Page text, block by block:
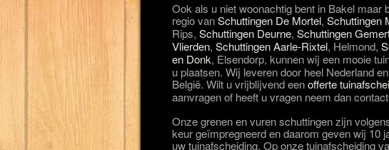
Ook als u niet woonachtig bent in Bakel maar
regio vanSchuttingen De Mortel, Schuttingen
Rips, Schuttingen Deurne, Schuttingen
Vlierden, Schuttingen Aarle-Rixtel, Helmond,
en Donk, Elsendorp, kunnen wij een mooie
u plaatsen. Wij leveren door heel Nederland
België. Wilt u vrijblijvend eenofferte
aanvragen of heeft u vragen neem dan
Onze grenen en vuren schuttingen zijn
keur geïmpregneerd en daarom geven wij 10
uw tuinafscheiding. Op onze tuinafscheiding